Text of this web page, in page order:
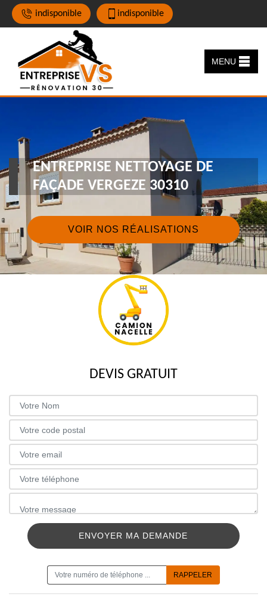
indisponible indisponible
MENU
ENTREPRISE NETTOYAGE DE
FAÇADE VERGEZE 30310
VOIR NOS RÉALISATIONS
DEVIS GRATUIT